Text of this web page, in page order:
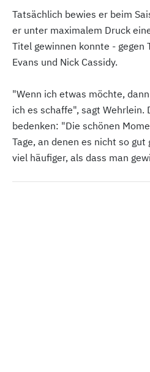
Tatsächlich bewies er beim
er unter maximalem Druck
Titel gewinnen konnte - gegen
Evans und Nick Cassidy.
"Wenn ich etwas möchte,
ich es schaffe", sagt Wehrlein.
bedenken: "Die schönen
Tage, an denen es nicht so
viel häufiger, als dass man